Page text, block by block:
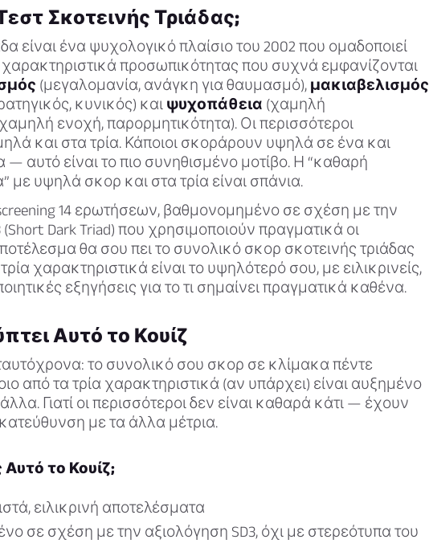
Σκοτεινής Τριάδας;
είναι ένα ψυχολογικό πλαίσιο του 2002 που ομαδοποιεί
χαρακτηριστικά προσωπικότητας που συχνά εμφανίζονται
(μεγαλομανία, ανάγκη για θαυμασμό), μακιαβελισμός
κυνικός) και ψυχοπάθεια (χαμηλή
ενοχή, παρορμητικότητα). Οι περισσότεροι
και στα τρία. Κάποιοι σκοράρουν υψηλά σε ένα και
— αυτό είναι το πιο συνηθισμένο μοτίβο. Η “καθαρή
με υψηλά σκορ και στα τρία είναι σπάνια.
14 ερωτήσεων, βαθμονομημένο σε σχέση με την
(Short Dark Triad) που χρησιμοποιούν πραγματικά οι
θα σου πει το συνολικό σκορ σκοτεινής τριάδας
χαρακτηριστικά είναι το υψηλότερό σου, με ειλικρινείς,
εξηγήσεις για το τι σημαίνει πραγματικά καθένα.
Αυτό το Κουίζ
το συνολικό σου σκορ σε κλίμακα πέντε
από τα τρία χαρακτηριστικά (αν υπάρχει) είναι αυξημένο
Γιατί οι περισσότεροι δεν είναι καθαρά κάτι — έχουν
με τα άλλα μέτρια.
Αυτό το Κουίζ;
ειλικρινή αποτελέσματα
σε σχέση με την αξιολόγηση SD3, όχι με στερεότυπα του